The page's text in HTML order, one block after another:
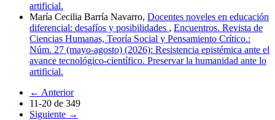
artificial.
María Cecilia Barría Navarro, Docentes noveles en educación
diferencial: desafíos y posibilidades , Encuentros. Revista de
Ciencias Humanas, Teoría Social y Pensamiento Crítico.:
Núm. 27 (mayo-agosto) (2026): Resistencia epistémica ante el
avance tecnológico-científico. Preservar la humanidad ante lo
artificial.
← Anterior
11-20 de 349
Siguiente →